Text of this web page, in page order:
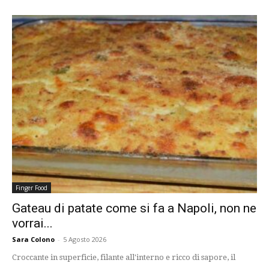
Finger Food
Gateau di patate come si fa a Napoli, non ne
vorrai...
Sara Colono - 5 Agosto 2026
Croccante in superficie, filante all'interno e ricco di sapore, il